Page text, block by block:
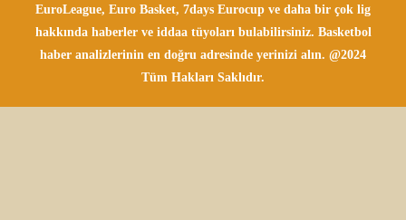
EuroLeague, Euro Basket, 7days Eurocup ve daha bir çok lig
hakkında haberler ve iddaa tüyoları bulabilirsiniz. Basketbol
haber analizlerinin en doğru adresinde yerinizi alın. @2024
Tüm Hakları Saklıdır.